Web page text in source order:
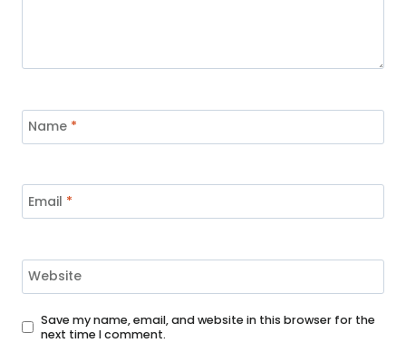
Name *
Email *
Website
Save my name, email, and website in this browser for the
next time I comment.